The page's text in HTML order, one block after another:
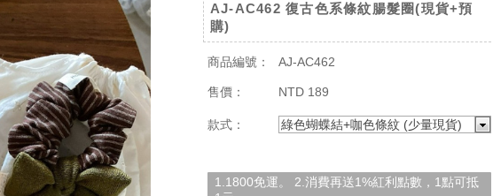
AJ-AC462 復古色系條紋腸髮圈(現貨+預
購)
商品編號： AJ-AC462
售價： NTD 189
款式： 綠色蝴蝶結+咖色條紋 (少量現貨)
1.1800免運。 2.消費再送1%紅利點數，1點可抵